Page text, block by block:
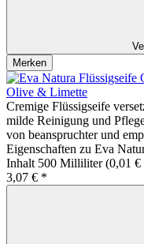
Merken
Olive & Limette
Cremige Flüssigseife
milde Reinigung und
von beanspruchter und
Eigenschaften zu Eva
Inhalt 500 Milliliter(0,01
3,07 € *